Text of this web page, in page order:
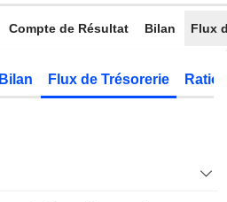
Compte de Résultat Bilan Flux
Bilan Flux de Trésorerie